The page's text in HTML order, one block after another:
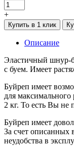
+
Купить в 1 клик
Описание
Эластичный шнур-
с буем. Имеет
Буйреп имеет
для максимального
2 кг. То есть Вы не
Буйреп имеет
За счет описанных
неудобства в